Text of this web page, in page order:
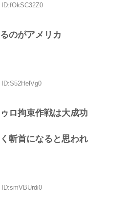
ID:fOkSC32Z0
のがアメリカ
ロ拘束作戦は大成功
斬首になると思われ
ID:smVBUrdi0